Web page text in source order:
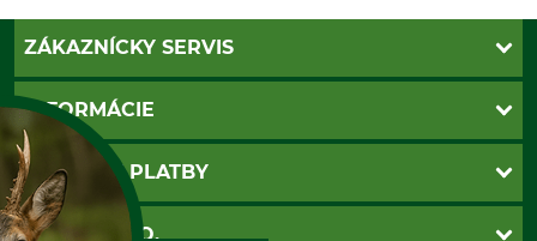
ZÁKAZNÍCKY SERVIS
Kontakt
Katalógy
Newsletter
Nastavenia súborov cookie
INFORMÁCIE
Povinné údaje
Obchodné podmienky
Ochrana osobnych udajov
SPÔSOBY PLATBY
Dobierka
GRUBE S.R.O.